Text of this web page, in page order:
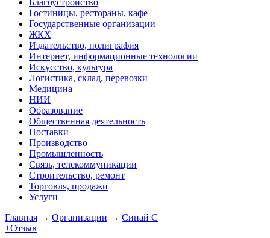
Благоустройство
Гостиницы, рестораны, кафе
Государственные организации
ЖКХ
Издательство, полиграфия
Интернет, информационные технологии
Искусство, культура
Логистика, склад, перевозки
Медицина
НИИ
Образование
Общественная деятельность
Поставки
Производство
Промышленность
Связь, телекоммуникации
Строительство, ремонт
Торговля, продажи
Услуги
Главная → Организации → Синай С
+Отзыв